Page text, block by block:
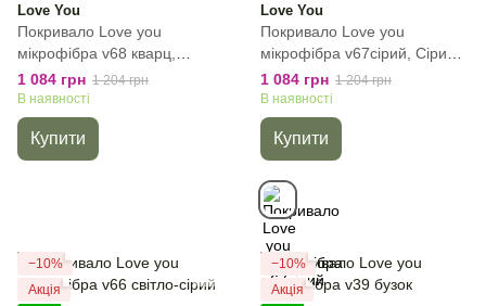
Love You
Покривало Love you
мікрофібра v68 кварц,
Полуторний, 150х200 см,
Без наволочок
1 084 грн 1 204 грн
В наявності
Купити
Love You
Покривало Love you
мікрофібра v67сірий, Сірий,
Полуторний, 150х200 см,
Без наволочок
1 084 грн 1 204 грн
В наявності
Купити
−10%
Акція
−10%
Акція